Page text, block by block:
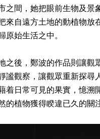
之間，她把眼前生物及景
來自遠方土地的動植物放
原始生活之中。
之後，鄭波的作品則讓觀
謐觀察，讓觀眾重新探尋
着日常可見的果實，憶溯
的植物獲得睽違已久的關